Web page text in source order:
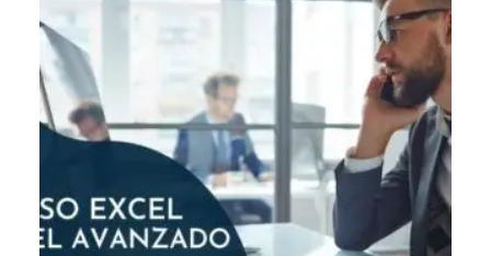
con
5